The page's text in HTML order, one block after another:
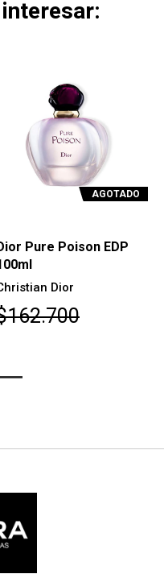
AGOTADO
Pure Poison EDP
Dior